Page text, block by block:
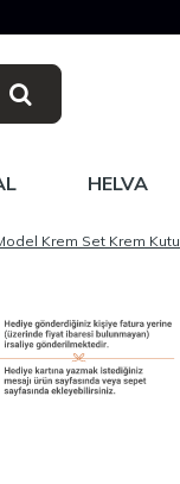
HELVA
Krem Set Krem Kutu